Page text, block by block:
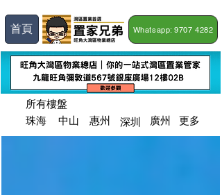
首頁 Whatsapp: 9707 4282
所有樓盤
​珠海
​中山 ​惠州 深圳 廣州 更多